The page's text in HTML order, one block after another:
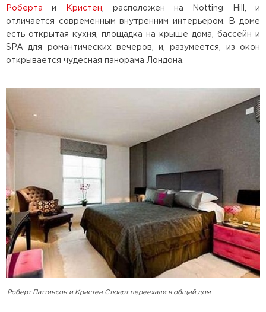
Роберта и Кристен , расположен на Notting Hill, и
отличается современным внутренним интерьером. В доме
есть открытая кухня, площадка на крыше дома, бассейн и
SPA для романтических вечеров, и, разумеется, из окон
открывается чудесная панорама Лондона.
Роберт Паттинсон и Кристен Стюарт переехали в общий дом